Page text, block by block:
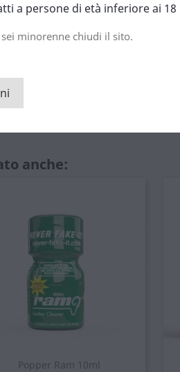
che i migliori popper hanno da
anche:
Popper Ram 10ml
a persone di età inferiore ai 18
minorenne chiudi il sito.